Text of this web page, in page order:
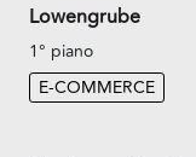
Lowengrube
1° piano
E-COMMERCE